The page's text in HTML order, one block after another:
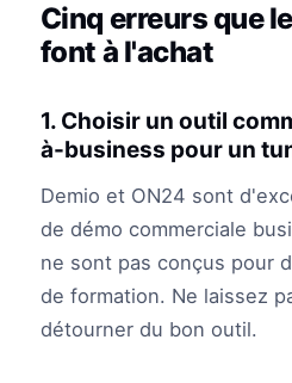
Cinq erreurs que
font à l'achat
1. Choisir un outil
à-business pour un
Demio et ON24 sont
de démo commerciale
ne sont pas conçus pour
de formation. Ne laissez
détourner du bon outil.